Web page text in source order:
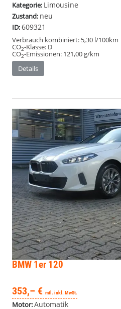
Kategorie: Limousine
Zustand: neu
ID:609321
Verbrauch kombiniert: 5,30 l/100km
CO2-Klasse: D
CO2-Emissionen: 121,00 g/km
Details
BMW 1er 120
353,– € mtl. inkl. MwSt.
Motor:Automatik